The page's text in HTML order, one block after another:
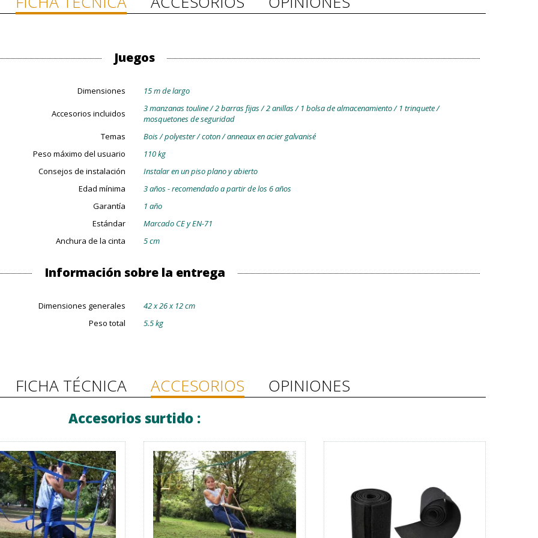
Juegos
Dimensiones 15 m de largo
Accesorios incluidos
3 manzanas touline / 2 barras fijas / 2 anillas / 1 bolsa de almacenamiento / 1 trinquete /
mosquetones de seguridad
Temas
Bois / polyester / coton / anneaux en acier galvanisé
Peso máximo del usuario
110 kg
Consejos de instalación
Instalar en un piso plano y abierto
Edad mínima
3 años - recomendado a partir de los 6 años
Garantía
1 año
Estándar
Marcado CE y EN-71
Anchura de la cinta
5 cm
Información sobre la entrega
Dimensiones generales
42 x 26 x 12 cm
Peso total
5.5 kg
FICHA TÉCNICA ACCESORIOS OPINIONES
Accesorios surtido :